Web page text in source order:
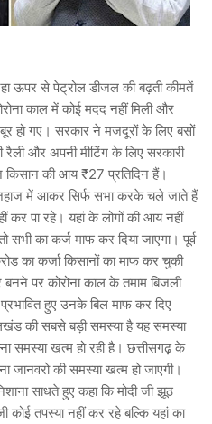
ऊपर से पेट्रोल डीजल की बढ़ती कीमतें
काल में कोई मदद नहीं मिली और
हो गए। सरकार ने मजदूरों के लिए बसों
और अपनी मीटिंग के लिए सरकारी
की आय ₹27 प्रतिदिन हैं।
में आकर सिर्फ सभा करके चले जाते हैं
कर पा रहे। यहां के लोगों की आय नहीं
का कर्ज माफ कर दिया जाएगा। पूर्व
का कर्जा किसानों का माफ कर चुकी
पर कोरोना काल के तमाम बिजली
हुए उनके बिल माफ कर दिए
की सबसे बड़ी समस्या है यह समस्या
समस्या खत्म हो रही है। छत्तीसगढ़ के
की समस्या खत्म हो जाएगी।
साधते हुए कहा कि मोदी जी झूठ
कोई तपस्या नहीं कर रहे बल्कि यहां का